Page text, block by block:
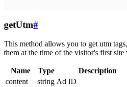
getUtm#
This method allows you to get utm
them at the time of the visitor's first site
Name Type
Description
content
string Ad ID